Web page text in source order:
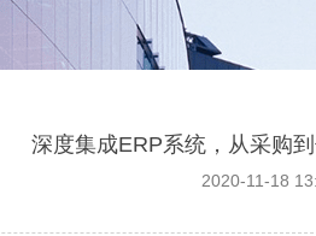
深度集成ERP系统，从采购
2020-11-18